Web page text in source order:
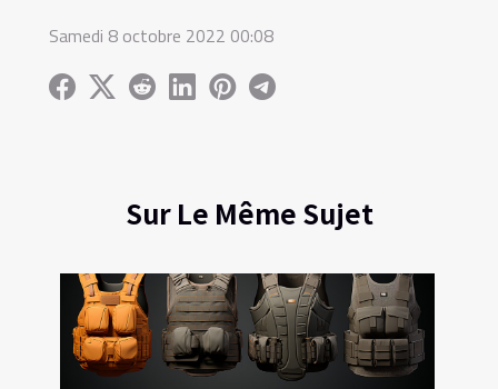
Sur Le Même Sujet
Samedi 8 octobre 2022 00:08